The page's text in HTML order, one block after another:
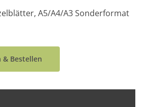
A5/A4/A3 Sonderformat
Bestellen